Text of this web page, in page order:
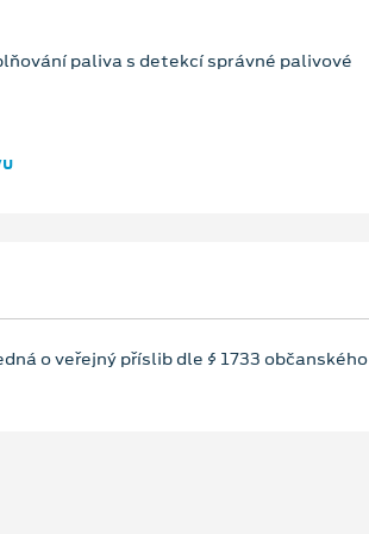
paliva s detekcí správné palivové
o veřejný příslib dle § 1733 občanského